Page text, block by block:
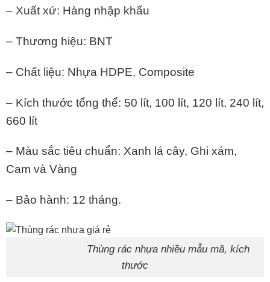
– Xuất xứ: Hàng nhập khẩu
– Thương hiệu: BNT
– Chất liệu: Nhựa HDPE, Composite
– Kích thước tổng thể: 50 lít, 100 lít, 120 lít, 240 lít,
660 lít
– Màu sắc tiêu chuẩn: Xanh lá cây, Ghi xám,
Cam và Vàng
– Bảo hành: 12 tháng.
Thùng rác nhựa nhiều mẫu mã, kích
thước